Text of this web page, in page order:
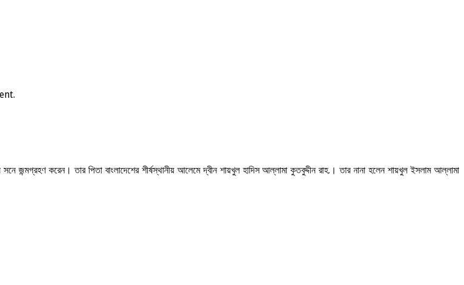
জন্মগ্রহণ করেন। তার পিতা বাংলাদেশের শীর্ষস্থানীয় আলেমে দ্বীন শায়খুল হাদিস আল্লামা কুতবুদ্দীন রাহ.। তার নানা হলেন শায়খুল ইসলাম আল্লামা